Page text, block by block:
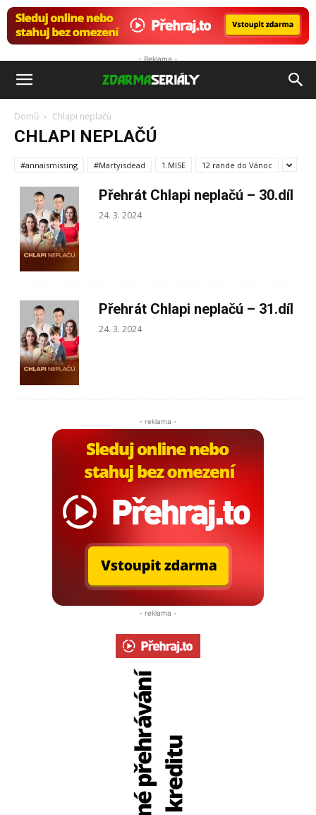
- Reklama -
ZdarmaSeriály.cz
Domů Chlapi neplačú
CHLAPI NEPLAČÚ
#annaismissing #Martyisdead 1.MISE 12 rande do Vánoc
Přehrát Chlapi neplačú – 30.díl
24. 3. 2024
Přehrát Chlapi neplačú – 31.díl
24. 3. 2024
- reklama -
- reklama -